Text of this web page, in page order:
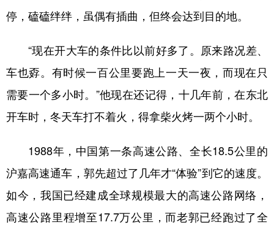
停，磕磕绊绊，虽偶有插曲，但终会达到目的地。
“现在开大车的条件比以前好多了。原来路况差、
车也孬。有时候一百公里要跑上一天一夜，而现在只
需要一个多小时。”他现在还记得，十几年前，在东北
开车时，冬天车打不着火，得拿柴火烤一两个小时。
1988年，中国第一条高速公路、全长18.5公里的
沪嘉高速通车，郭先超过了几年才“体验”到它的速度。
如今，我国已经建成全球规模最大的高速公路网络，
高速公路里程增至17.7万公里，而老郭已经跑过了全